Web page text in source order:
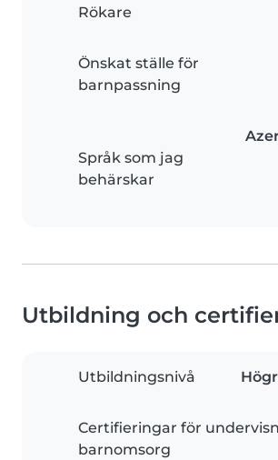
Rökare
Önskat ställe för
barnpassning
Språk som jag
behärskar
Utbildning och
Utbildningsnivå
Certifieringar för
barnomsorg